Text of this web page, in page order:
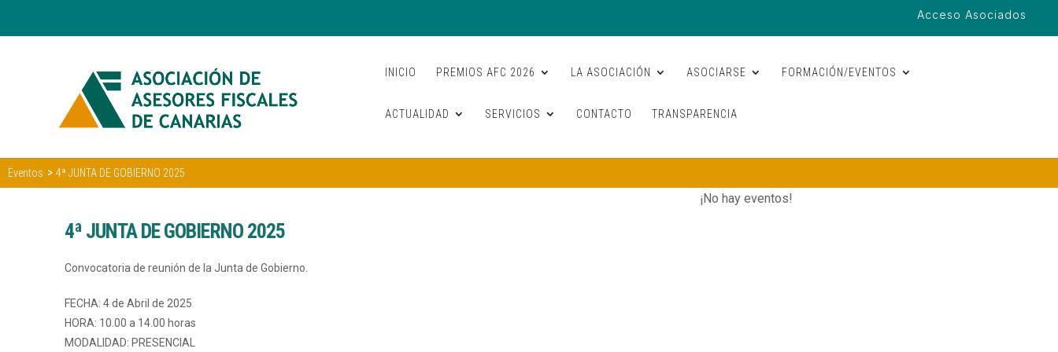
Acceso Asociados
INICIO PREMIOS AFC 2026 LA ASOCIACIÓN ASOCIARSE FORMACIÓN/EVENTOS
ACTUALIDAD SERVICIOS CONTACTO TRANSPARENCIA
Eventos > 4ª JUNTA DE GOBIERNO 2025
4ª JUNTA DE GOBIERNO 2025
Convocatoria de reunión de la Junta de Gobierno.
FECHA: 4 de Abril de 2025
HORA: 10.00 a 14.00 horas
MODALIDAD: PRESENCIAL
¡No hay eventos!